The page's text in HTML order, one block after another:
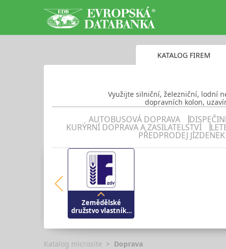
KATALOG FIREM
Využijte silniční, železniční, lodní
dopravních kolon,
AUTOBUSOVÁ DOPRAVA
KURÝRNÍ DOPRAVA A ZASILATELSTVÍ
PŘEDPRODEJ JÍZDENEK
Zemědělské
družstvo vlastníků
Fryšták
Katalog microsite Doprava